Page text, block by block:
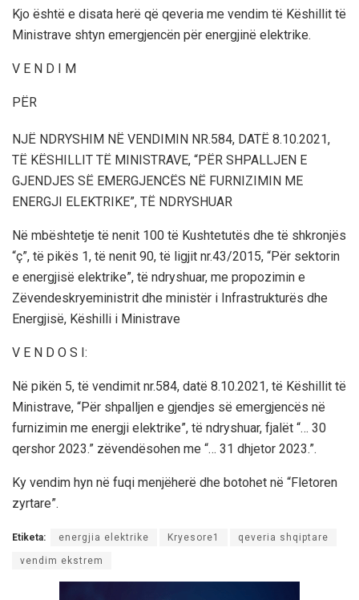
Kjo është e disata herë që qeveria me vendim të Këshillit të
Ministrave shtyn emergjencën për energjinë elektrike.
V E N D I M
PËR
NJË NDRYSHIM NË VENDIMIN NR.584, DATË 8.10.2021,
TË KËSHILLIT TË MINISTRAVE, “PËR SHPALLJEN E
GJENDJES SË EMERGJENCËS NË FURNIZIMIN ME
ENERGJI ELEKTRIKE”, TË NDRYSHUAR
Në mbështetje të nenit 100 të Kushtetutës dhe të shkronjës
“ç”, të pikës 1, të nenit 90, të ligjit nr.43/2015, “Për sektorin
e energjisë elektrike”, të ndryshuar, me propozimin e
Zëvendeskryeministrit dhe ministër i Infrastrukturës dhe
Energjisë, Këshilli i Ministrave
V E N D O S I:
Në pikën 5, të vendimit nr.584, datë 8.10.2021, të Këshillit të
Ministrave, “Për shpalljen e gjendjes së emergjencës në
furnizimin me energji elektrike”, të ndryshuar, fjalët “… 30
qershor 2023.” zëvendësohen me “… 31 dhjetor 2023.”.
Ky vendim hyn në fuqi menjëherë dhe botohet në “Fletoren
zyrtare”.
Etiketa: energjia elektrike Kryesore1 qeveria shqiptare
vendim ekstrem